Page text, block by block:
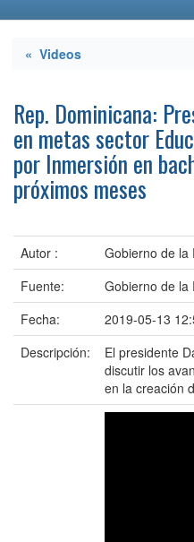
« Videos
Rep. Dominicana:
en metas sector
por Inmersión en
próximos meses
Autor :
Gobierno de la
Fuente:
Gobierno de la
Fecha:
2019-05-13
Descripción:
El presidente
discutir los
en la creación